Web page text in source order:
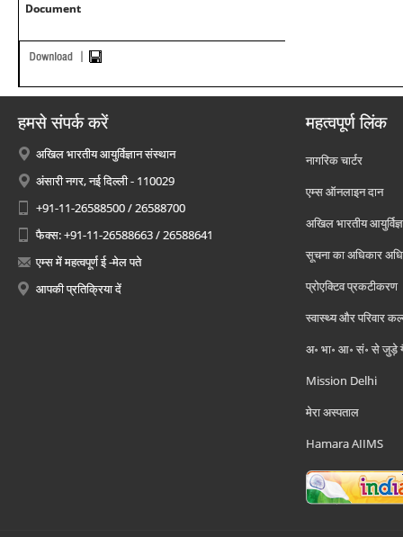
Document
हमसे संपर्क करें
अखिल भारतीय आयुर्विज्ञान संस्थान
अंसारी नगर, नई दिल्ली - 110029
+91-11-26588500 / 26588700
फैक्स: +91-11-26588663 / 26588641
एम्स में महत्वपूर्ण ई -मेल पते
आपकी प्रतिक्रिया दें
महत्वपूर्ण लिंक
नागरिक चार्टर
एम्स ऑनलाइन दान
अखिल भारतीय
सूचना का अधिकार
प्रोएक्टिव प्रकटीकरण
स्वास्थ्य और परिवार
अ॰ भा॰ आ॰ सं॰ से जुड़े
Mission Delhi
मेरा अस्पताल
Hamara AIIMS